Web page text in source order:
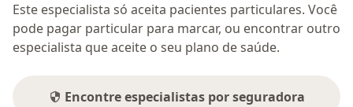
Este especialista só aceita pacientes particulares. Você
pode pagar particular para marcar, ou encontrar outro
especialista que aceite o seu plano de saúde.
Encontre especialistas por seguradora